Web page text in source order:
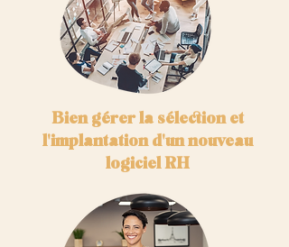
Bien gérer la sélection et
l'implantation d'un nouveau
logiciel RH